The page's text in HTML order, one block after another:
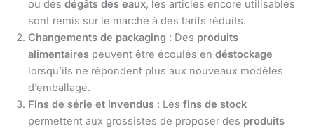
ou des dégâts des eaux, les articles encore utilisables
sont remis sur le marché à des tarifs réduits.
Changements de packaging : Des produits
alimentaires peuvent être écoulés en déstockage
lorsqu’ils ne répondent plus aux nouveaux modèles
d’emballage.
Fins de série et invendus : Les fins de stock
permettent aux grossistes de proposer des produits